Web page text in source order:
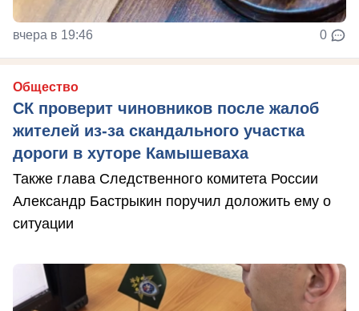
вчера в 19:46 0
Общество
СК проверит чиновников после жалоб
жителей из-за скандального участка
дороги в хуторе Камышеваха
Также глава Следственного комитета России
Александр Бастрыкин поручил доложить ему о
ситуации